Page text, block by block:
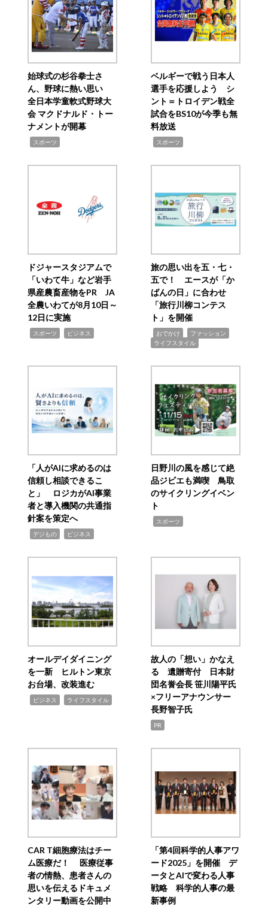
始球式の杉谷拳士さ
ん、野球に熱い思い
全日本学童軟式野球大
会 マクドナルド・トー
ナメントが開幕
スポーツ
ベルギーで戦う日本人
選手を応援しよう シ
ント＝トロイデン戦全
試合をBS10が今季も無
料放送
スポーツ
ドジャースタジアムで
「いわて牛」など岩手
県産農畜産物をPR JA
全農いわてが8月10日～
12日に実施
スポーツ ビジネス
旅の思い出を五・七・
五で！ エースが「か
ばんの日」に合わせ
「旅行川柳コンテス
ト」を開催
おでかけ ファッション
ライフスタイル
「人がAIに求めるのは
信頼し相談できるこ
と」 ロジカがAI事業
者と導入機関の共通指
針案を策定へ
デジもの ビジネス
日野川の風を感じて絶
品ジビエも満喫 鳥取
のサイクリングイベン
ト
スポーツ
オールデイダイニング
を一新 ヒルトン東京
お台場、改装進む
ビジネス ライフスタイル
故人の「想い」かなえ
る 遺贈寄付 日本財
団名誉会長 笹川陽平氏
×フリーアナウンサー
長野智子氏
PR
CAR T細胞療法はチー
ム医療だ！ 医療従事
者の情熱、患者さんの
思いを伝えるドキュメ
ンタリー動画を公開中
「第4回科学的人事アワ
ード2025」を開催 デ
ータとAIで変わる人事
戦略 科学的人事の最
新事例